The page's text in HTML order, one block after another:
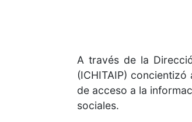
A través de la
(ICHITAIP)
de acceso a la
sociales.